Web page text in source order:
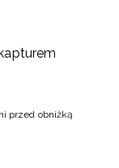
przed obniżką